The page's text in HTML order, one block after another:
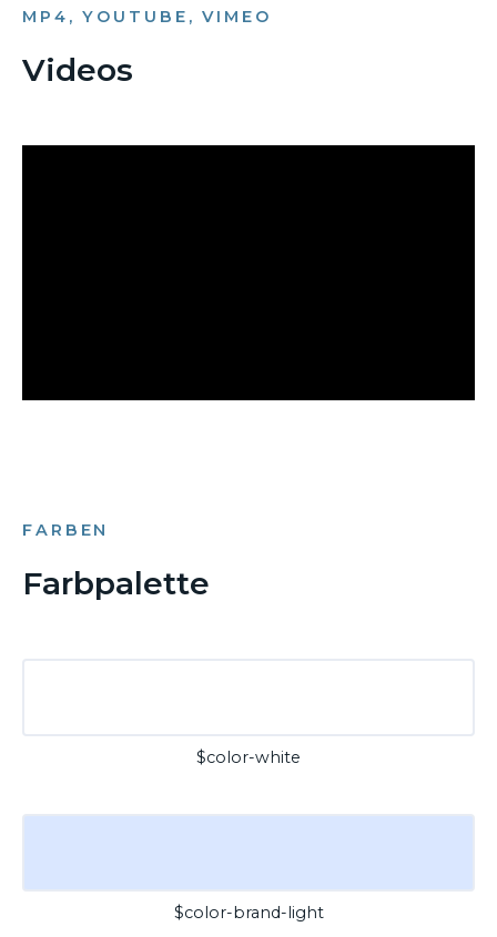
MP4, YOUTUBE, VIMEO
Videos
FARBEN
Farbpalette
$color-white
$color-brand-light